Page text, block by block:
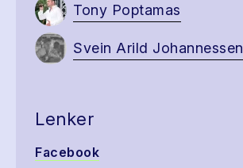
Tony Poptamas
Svein Arild Johannessen
Lenker
Facebook